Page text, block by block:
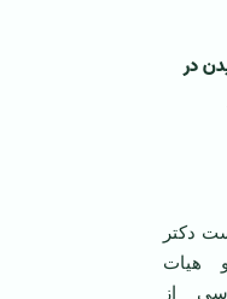
در
دکتر
هیات
از